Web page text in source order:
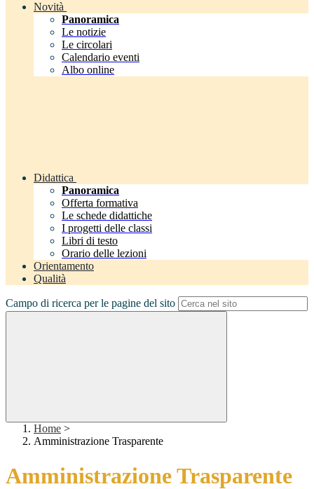
Novità
Panoramica
Le notizie
Le circolari
Calendario eventi
Albo online
Didattica
Panoramica
Offerta formativa
Le schede didattiche
I progetti delle classi
Libri di testo
Orario delle lezioni
Orientamento
Qualità
Campo di ricerca per le pagine del sito
Home >
Amministrazione Trasparente
Amministrazione Trasparente